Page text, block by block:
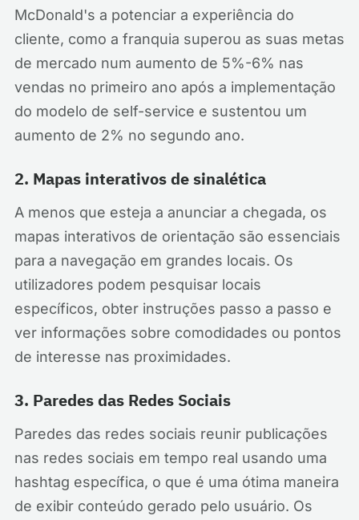
McDonald's a potenciar a experiência do
cliente, como a franquia superou as suas metas
de mercado num aumento de 5%-6% nas
vendas no primeiro ano após a implementação
do modelo de self-service e sustentou um
aumento de 2% no segundo ano.
2. Mapas interativos de sinalética
A menos que esteja a anunciar a chegada, os
mapas interativos de orientação são essenciais
para a navegação em grandes locais. Os
utilizadores podem pesquisar locais
específicos, obter instruções passo a passo e
ver informações sobre comodidades ou pontos
de interesse nas proximidades.
3. Paredes das Redes Sociais
Paredes das redes sociais reunir publicações
nas redes sociais em tempo real usando uma
hashtag específica, o que é uma ótima maneira
de exibir conteúdo gerado pelo usuário. Os